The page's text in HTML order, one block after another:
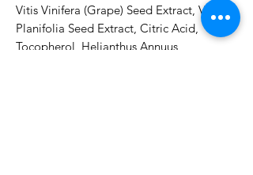
Vitis Vinifera (Grape) Seed Extract, Vanilla
Planifolia Seed Extract, Citric Acid,
Tocopherol, Helianthus Annuus